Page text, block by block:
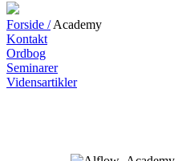
Forside / Academy
Kontakt
Ordbog
Seminarer
Vidensartikler